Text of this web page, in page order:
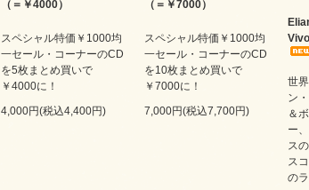
（＝￥4000）
スペシャル特価￥1000均
一セール・コーナーのCD
を5枚まとめ買いで
￥4000に！
4,000円(税込4,400円)
（＝￥7000）
スペシャル特価￥1000均
一セール・コーナーのCD
を10枚まとめ買いで
￥7000に！
7,000円(税込7,700円)
世
ン
＆
ー
ス
ス
の